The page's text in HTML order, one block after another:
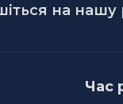
на нашу
Час